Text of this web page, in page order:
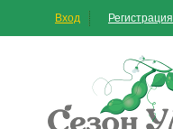
Вход Регистрация